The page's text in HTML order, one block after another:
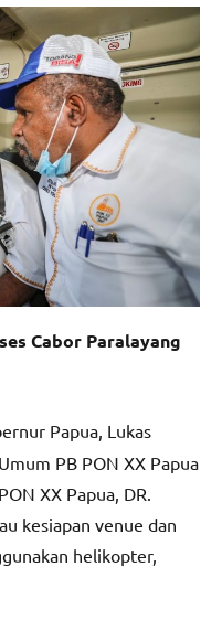
Cabor Paralayang
Papua, Lukas
PB PON XX Papua
XX Papua, DR.
kesiapan venue dan
helikopter,